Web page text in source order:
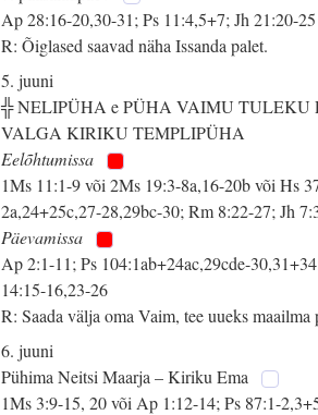
Ap 28:16-20,30-31; Ps 11:4,5+7; Jh 21:20-25
R: Õiglased saavad näha Issanda palet.
5. juuni
╬ NELIPÜHA e PÜHA VAIMU TULEKU
VALGA KIRIKU TEMPLIPÜHA
Eelõhtumissa
1Ms 11:1-9 või 2Ms 19:3-8a,16-20b või Hs
2a,24+25c,27-28,29bc-30; Rm 8:22-27; Jh
Päevamissa
Ap 2:1-11; Ps 104:1ab+24ac,29cde-
14:15-16,23-26
R: Saada välja oma Vaim, tee uueks maailma
6. juuni
Pühima Neitsi Maarja – Kiriku Ema
1Ms 3:9-15, 20 või Ap 1:12-14; Ps 87:1-